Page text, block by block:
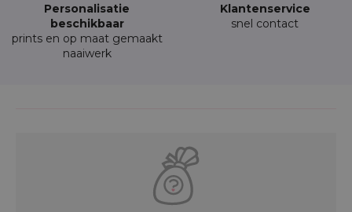
Personalisatie
beschikbaar
prints en op maat gemaakt
naaiwerk
Klantenservice
snel contact